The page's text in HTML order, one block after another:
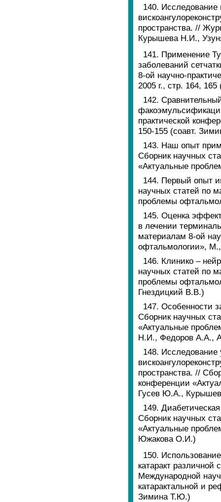
140. Исследование
пространства. //
Курышева Н.И.,
141. Применение
заболеваний
8-ой научно-
2005 г., стр. 164,
142.
практической
150-155 (соавт.
143. Наш опыт
Сборник научных
«Актуальные
144. Первый опыт
научных статей по
проблемы
145. Оценка
в лечении
материалам 8-ой
офтальмологии», М.,
146. Клинико –
научных статей по
проблемы
Гнездицкий В.В.)
147. Особенности
Сборник научных
«Актуальные
Н.И., Федоров А.А.,
148. Исследование
пространства. //
конференции
Гусев Ю.А.,
149.
Сборник научных
«Актуальные
Южакова О.И.)
150.
катаракт
Международной
катарактальной и
Зимина Т.Ю.)